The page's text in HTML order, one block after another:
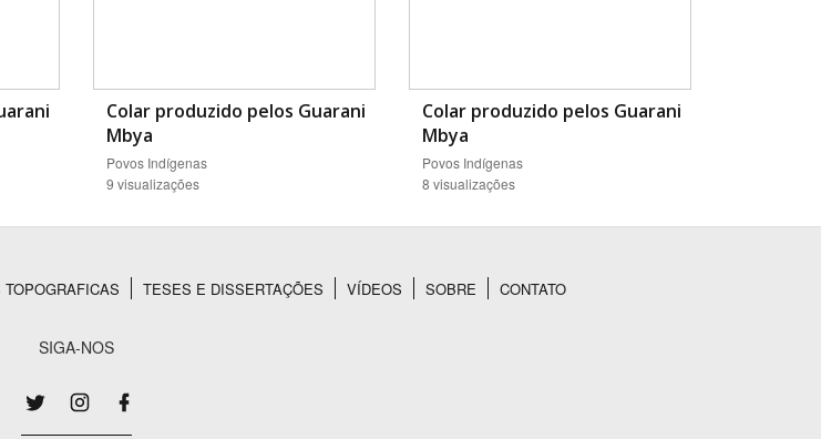
Colar produzido pelos Guarani
Mbya
Povos Indígenas
9 visualizações
Colar produzido pelos Guarani
Mbya
Povos Indígenas
8 visualizações
TESES E DISSERTAÇÕES VÍDEOS SOBRE CONTATO
SIGA-NOS